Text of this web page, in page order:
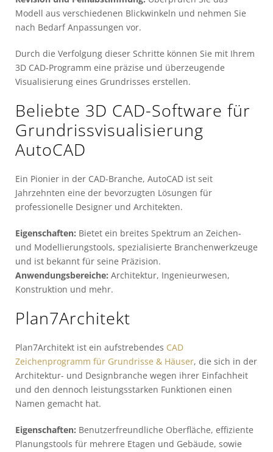
Modell aus verschiedenen Blickwinkeln und nehmen Sie
nach Bedarf Anpassungen vor.
Durch die Verfolgung dieser Schritte können Sie mit Ihrem
3D CAD-Programm eine präzise und überzeugende
Visualisierung eines Grundrisses erstellen.
Beliebte 3D CAD-Software für
Grundrissvisualisierung
AutoCAD
Ein Pionier in der CAD-Branche, AutoCAD ist seit
Jahrzehnten eine der bevorzugten Lösungen für
professionelle Designer und Architekten.
Eigenschaften: Bietet ein breites Spektrum an Zeichen-
und Modellierungstools, spezialisierte Branchenwerkzeuge
und ist bekannt für seine Präzision.
Anwendungsbereiche: Architektur, Ingenieurwesen,
Konstruktion und mehr.
Plan7Architekt
Plan7Architekt ist ein aufstrebendes CAD
Zeichenprogramm für Grundrisse & Häuser, die sich in der
Architektur- und Designbranche wegen ihrer Einfachheit
und den dennoch leistungsstarken Funktionen einen
Namen gemacht hat.
Eigenschaften: Benutzerfreundliche Oberfläche, effiziente
Planungstools für mehrere Etagen und Gebäude, sowie